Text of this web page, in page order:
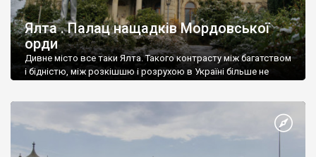
Ялта . Палац нащадків Мордовської
орди
Дивне місто все таки Ялта. Такого контрасту між багатством
і бідністю, між розкішшю і розрухою в Україні більше не